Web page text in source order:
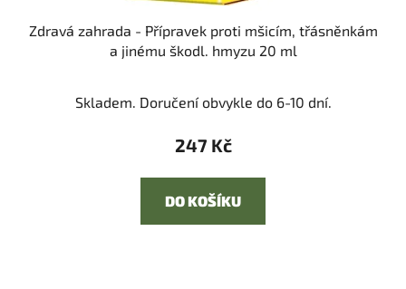
Zdravá zahrada - Přípravek proti mšicím, třásněnkám
a jinému škodl. hmyzu 20 ml
Skladem. Doručení obvykle do 6-10 dní.
247 Kč
DO KOŠÍKU